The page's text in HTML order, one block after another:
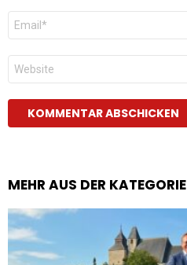
E-
Mail
*
Website
MEHR AUS DER KATEGORIE